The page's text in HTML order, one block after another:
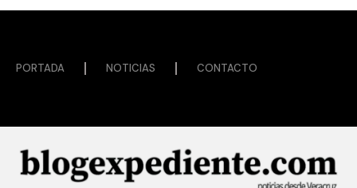
PORTADA NOTICIAS CONTACTO